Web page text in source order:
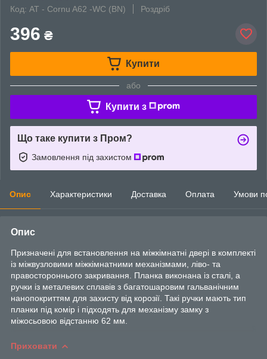
Код: АТ - Cornu A62 -WC (BN)
Роздріб
396 ₴
Купити
або
Купити з
Що таке купити з Пром?
Замовлення під захистом
Опис Характеристики Доставка Оплата Умови
Опис
Призначені для встановлення на міжкімнатні двері в комплекті
із міжвузловими міжкімнатними механізмами, ліво- та
правостороннього закривання. Планка виконана із сталі, а
ручки із металевих сплавів з багатошаровим гальванічним
нанопокриттям для захисту від корозії. Такі ручки мають тип
планки під комір і підходять для механізму замку з
міжосьовою відстанню 62 мм.
Приховати